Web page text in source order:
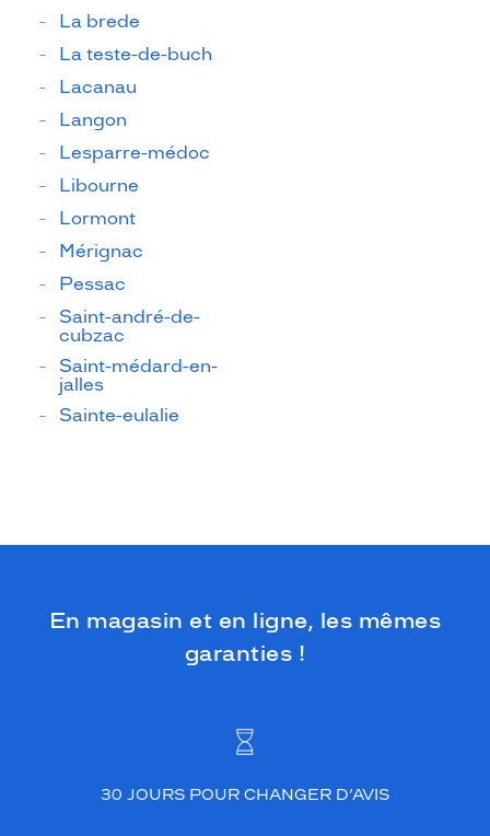
La brede
La teste-de-buch
Lacanau
Langon
Lesparre-médoc
Libourne
Lormont
Mérignac
Pessac
Saint-andré-de-
cubzac
Saint-médard-en-
jalles
Sainte-eulalie
En magasin et en ligne, les mêmes
garanties !
30 JOURS POUR CHANGER D’AVIS